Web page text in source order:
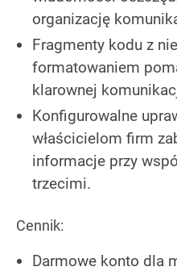
organizację
Fragmenty kodu z
formatowaniem
klarownej
Konfigurowalne
właścicielom firm
informacje przy
trzecimi.
Cennik:
Darmowe konto dla